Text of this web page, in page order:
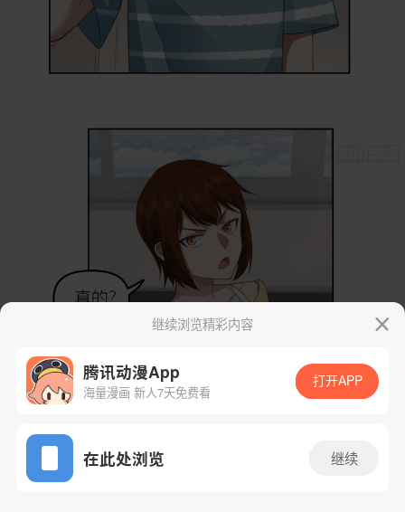
App免费看
继续浏览精彩内容
腾讯动漫App
海量漫画 新人7天免费看
打开APP
在此处浏览 继续